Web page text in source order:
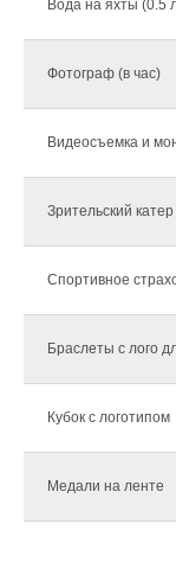
Вода на яхты (0.5
Фотограф (в час)
Видеосъемка и
Зрительский
Спортивное
Браслеты с лого
Кубок с логотипом
Медали на ленте